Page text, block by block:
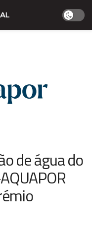
de água do